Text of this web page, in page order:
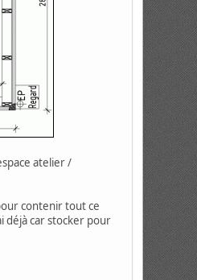
atelier /
contenir tout ce
déjà car stocker pour